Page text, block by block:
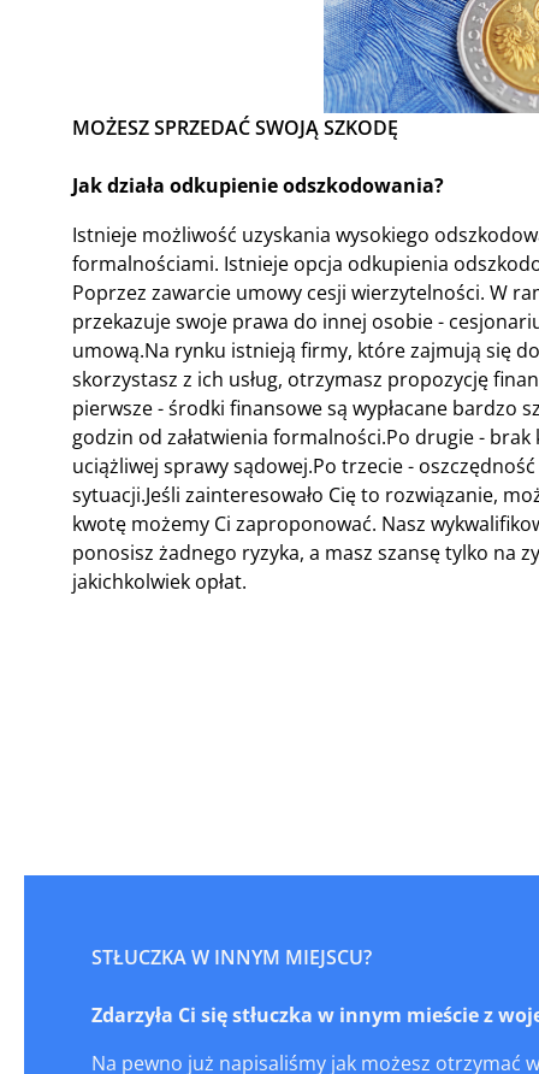
MOŻESZ SPRZEDAĆ SWOJĄ SZKODĘ
Jak działa odkupienie odszkodowania?
Istnieje możliwość uzyskania wysokiego
formalnościami. Istnieje opcja odkupienia
Poprzez zawarcie umowy cesji wierzytelności. W
przekazuje swoje prawa do innej osobie -
umową.Na rynku istnieją firmy, które zajmują się
skorzystasz z ich usług, otrzymasz propozycję
pierwsze - środki finansowe są wypłacane bardzo
godzin od załatwienia formalności.Po drugie -
uciążliwej sprawy sądowej.Po trzecie -
sytuacji.Jeśli zainteresowało Cię to rozwiązanie,
kwotę możemy Ci zaproponować. Nasz
ponosisz żadnego ryzyka, a masz szansę tylko na
jakichkolwiek opłat.
STŁUCZKA W INNYM MIEJSCU?
Zdarzyła Ci się stłuczka w innym mieście z
Na pewno już napisaliśmy jak możesz otrzymać